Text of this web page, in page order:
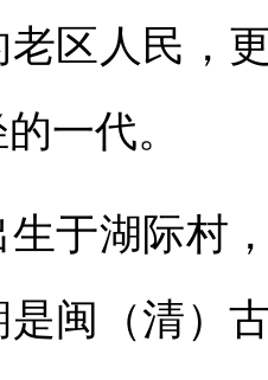
区人民，
一代。
湖际村，
是闽（清）